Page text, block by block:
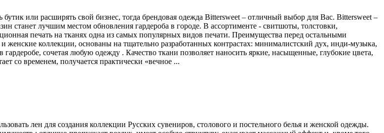
или расширять свой бизнес, тогда брендовая одежда Bittersweet – отличный выбор для Вас. Bittersweet –
станет лучшим местом обновления гардероба в городе. В ассортименте - свитшоты, толстовки,
печать на тканях одна из самых популярных видов печати. Преимущества перед остальными
женские коллекции, основаны на тщательно разработанных контрастах: минималистский дух, инди-музыка,
сочетая любую одежду . Качество ткани позволяет наносить яркие, насыщенные, глубокие цвета,
со временем, получается практически «вечное ...
лен для создания коллекции Русских сувениров, столового и постельного белья и женской одежды.